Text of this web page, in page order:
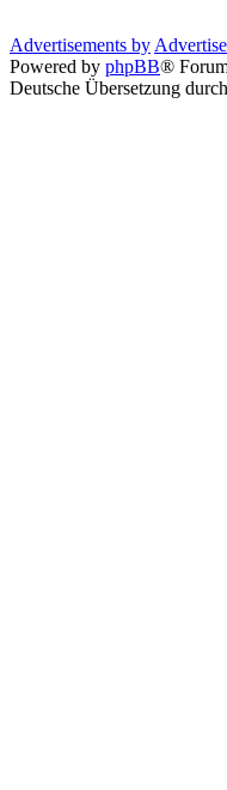
Advertisements by
Powered by phpBB®
Deutsche Übersetzung durch